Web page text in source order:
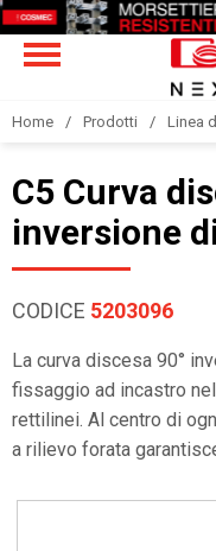
Home Prodotti Linea
C5 Curva
inversione
CODICE 5203096
La curva discesa 90°
fissaggio ad incastro
rettilinei. Al centro di
a rilievo forata